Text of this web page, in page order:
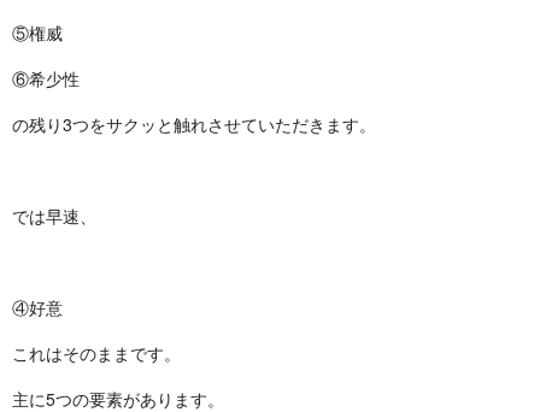
⑤権威
⑥希少性
の残り3つをサクッと触れさせていただきます。
では早速、
④好意
これはそのままです。
主に5つの要素があります。